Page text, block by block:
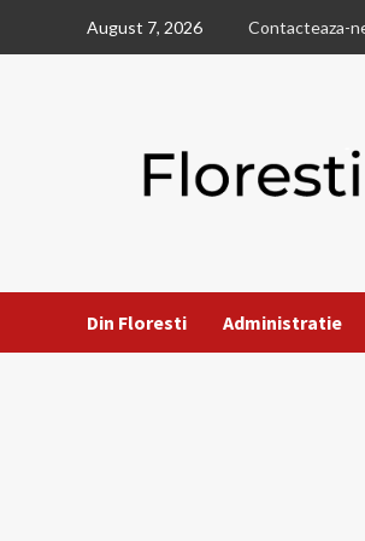
August 7, 2026 Contacteaza-
Din Floresti Administratie